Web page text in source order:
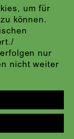
um für
können.
nur
nicht weiter